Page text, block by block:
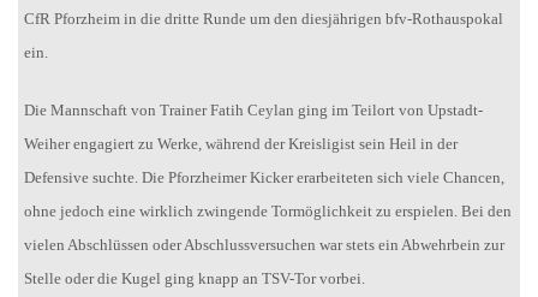
CfR Pforzheim in die dritte Runde um den diesjährigen bfv-Rothauspokal
ein.
Die Mannschaft von Trainer Fatih Ceylan ging im Teilort von Upstadt-
Weiher engagiert zu Werke, während der Kreisligist sein Heil in der
Defensive suchte. Die Pforzheimer Kicker erarbeiteten sich viele Chancen,
ohne jedoch eine wirklich zwingende Tormöglichkeit zu erspielen. Bei den
vielen Abschlüssen oder Abschlussversuchen war stets ein Abwehrbein zur
Stelle oder die Kugel ging knapp an TSV-Tor vorbei.